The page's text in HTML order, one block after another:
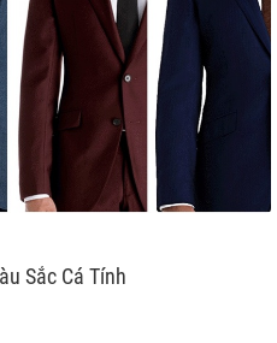
Sắc Cá Tính